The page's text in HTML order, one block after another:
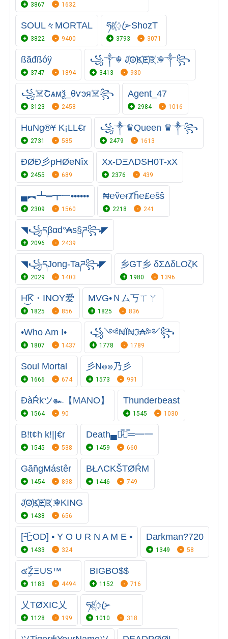
3867 1632
SOUL々MORTAL
3822 9400
ཧᜰ꙰ꦿ➢ShozT
3793 3071
ßãđßóÿ
3747 1894
꧁༒☬ J҉O҉K҉E҉R҉ ☬༒꧂
3413 930
️꧁️☠️Շѧмѯ_️θѵэя☠️꧂
3123 2458
Agent_47
2984 1016
HuNg®¥ K¡LL€r
2731 585
꧁༒♛Queen ♛༒꧂
2479 1613
ĐØĐ彡pHØeNîx
2455 689
Xx-DΞΛDSH0T-xX
2376 439
▄︻┻═┳一••••••
2309 1560
₦℮ṽ℮ɍȾȟ℮₤℮ŝŝ
2218 241
◥꧁དβαd°₳s§ཌ꧂◤
2096 2439
◥꧁དJong-Taཌ꧂◤
2029 1403
乡GT乡 δΣΔδLΟζK
1980 1396
H͜͡K・INOY爱
1825 856
MVG•Ｎム丂ㄒㄚ
1825 836
•Who Am I•
1807 1437
꧁༺₦Ї₦ℑ₳༻꧂
1778 1789
Soul Mortal
1666 674
彡N๏๏乃彡
1573 991
ĐàŔkツ๛【MANO】
1564 90
Thunderbeast
1545 1030
B!t¢h k!||€r
1545 538
Death▄︻̷̿┻̿═━一
1459 660
GãñgMástêr
1454 898
BŁΛCKŠTØŔM
1446 749
J҉O҉K҉E҉R҉ ☬KING
1438 656
[乇OD] • Y O U R N A M E •
1433 324
Darkman?720
1349 58
๕ۣۜZΞUS™
1183 4494
BIGBO$$
1152 716
乂TØXIC乂
1128 199
ཧᜰ꙰ꦿ➢
1010 318